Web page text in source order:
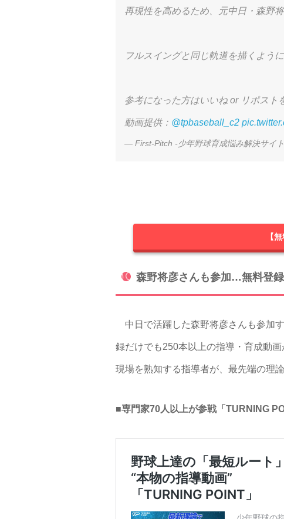
再現性を高めるため、元中日・森野
フルスイングと同じ軌道を描くよう
参考になった方はいいね or リポストを
動画提供： @tpbaseball_c2
— First-Pitch -少年野球育成悩み解決サイ
【
森野将彦さんも参加…無料登
中日で活躍した森野将彦さんも参加
録だけでも250本以上の指導・育成動
現場を熟知する指導者が、最先端の理
■専門家70人以上が参戦「TURNING